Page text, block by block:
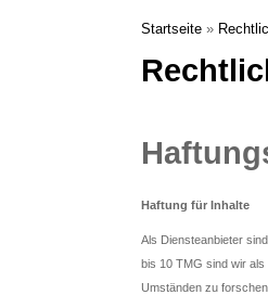
Startseite »
Haftung für Inhalte
Als Diensteanbieter
bis 10 TMG sind wir
Umständen zu